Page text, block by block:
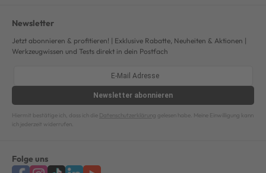
Newsletter
Jetzt abonnieren & profitieren! | Exklusive Rabatte, Neuheiten & Aktionen |
Werkzeugwissen und Tests direkt in dein Postfach
Newsletter abonnieren
Hiermit bestätige ich, dass ich die Datenschutzerklärung gelesen habe. Meine Einwilligung kann
ich jederzeit widerrufen.
Folge uns